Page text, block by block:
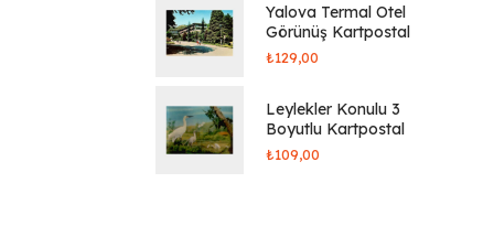
Yalova Termal Otel
Görünüş Kartpostal
₺129,00
Leylekler Konulu 3
Boyutlu Kartpostal
₺109,00